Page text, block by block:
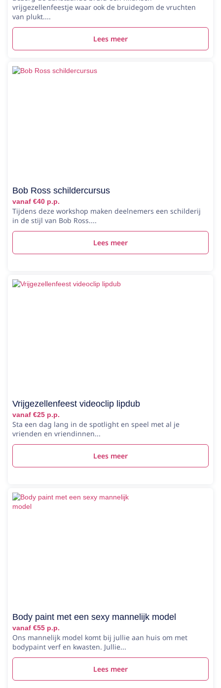
vrijgezellenfeestje waar ook de bruidegom de vruchten
van plukt....
Lees meer
Bob Ross schildercursus
vanaf €40 p.p.
Tijdens deze workshop maken deelnemers een schilderij
in de stijl van Bob Ross....
Lees meer
Vrijgezellenfeest videoclip lipdub
vanaf €25 p.p.
Sta een dag lang in de spotlight en speel met al je
vrienden en vriendinnen...
Lees meer
Body paint met een sexy mannelijk model
vanaf €55 p.p.
Ons mannelijk model komt bij jullie aan huis om met
bodypaint verf en kwasten. Jullie...
Lees meer